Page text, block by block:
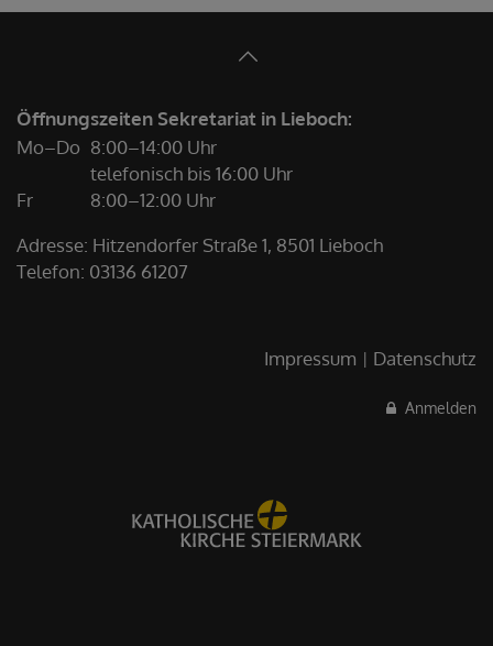
Öffnungszeiten Sekretariat in Lieboch:
Mo–Do 8:00–14:00 Uhr
telefonisch bis 16:00 Uhr
Fr
8:00–12:00 Uhr
Adresse: Hitzendorfer Straße 1, 8501 Lieboch
Telefon: 03136 61207
Impressum Datenschutz
Anmelden